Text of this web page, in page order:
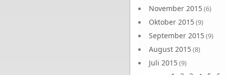
November 2015(6)
Oktober 2015(9)
September 2015(9)
August 2015(8)
Juli 2015(9)